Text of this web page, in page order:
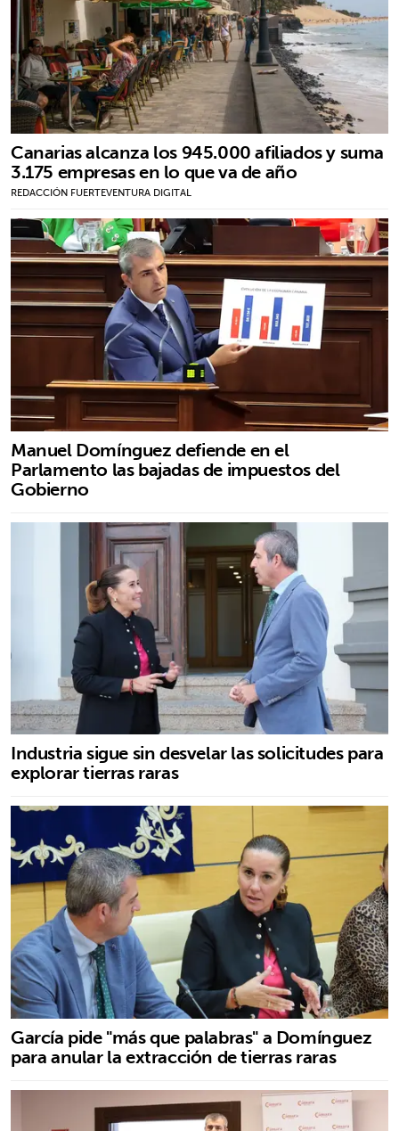
Canarias alcanza los 945.000 afiliados y suma
3.175 empresas en lo que va de año
REDACCIÓN FUERTEVENTURA DIGITAL
Manuel Domínguez defiende en el
Parlamento las bajadas de impuestos del
Gobierno
Industria sigue sin desvelar las solicitudes para
explorar tierras raras
García pide "más que palabras" a Domínguez
para anular la extracción de tierras raras